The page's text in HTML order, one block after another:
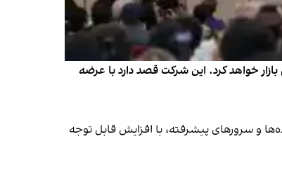
خواهد کرد. این شرکت قصد دارد با عرضه
و سرورهای پیشرفته، با افزایش قابل توجه